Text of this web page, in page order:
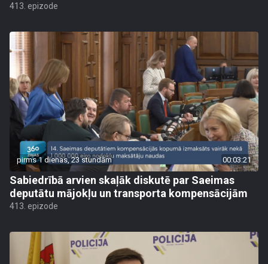
413. epizode
pirms 1 dienas, 23 stundām 00:03:21
Sabiedrībā arvien skaļāk diskutē par Saeimas
deputātu mājokļu un transporta kompensācijām
413. epizode